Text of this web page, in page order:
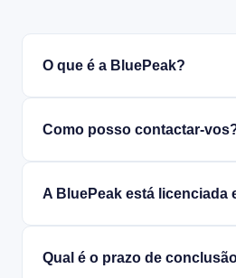
O que é a BluePeak?
Como posso contactar-
A BluePeak está licenciada
Qual é o prazo de